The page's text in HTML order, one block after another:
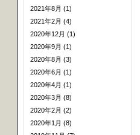
2021年8月 (1)
2021年2月 (4)
2020年12月 (1)
2020年9月 (1)
2020年8月 (3)
2020年6月 (1)
2020年4月 (1)
2020年3月 (8)
2020年2月 (2)
2020年1月 (8)